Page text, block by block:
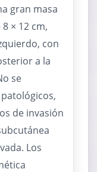
gran masa
× 12 cm,
con
a la
se
de invasión
Los